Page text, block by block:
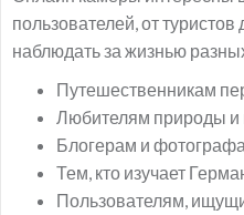
пользователей, от туристов
наблюдать за жизнью
Путешественникам
Любителям природы и
Блогерам и
Тем, кто изучает
Пользователям,